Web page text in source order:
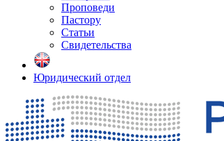
Проповеди
Пастору
Статьи
Свидетельства
Юридический отдел